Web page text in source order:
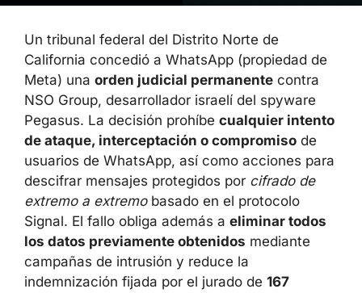
Un tribunal federal del Distrito Norte de
California concedió a WhatsApp (propiedad de
Meta) una orden judicial permanente contra
NSO Group, desarrollador israelí del spyware
Pegasus. La decisión prohíbe cualquier intento
de ataque, interceptación o compromiso de
usuarios de WhatsApp, así como acciones para
descifrar mensajes protegidos por cifrado de
extremo a extremobasado en el protocolo
Signal. El fallo obliga además a eliminar todos
los datos previamente obtenidos mediante
campañas de intrusión y reduce la
indemnización fijada por el jurado de 167